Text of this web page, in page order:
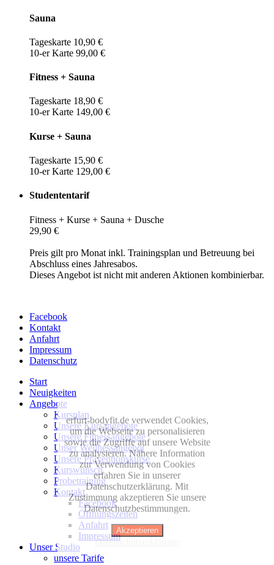
Sauna
Tageskarte 10,90 €
10-er Karte 99,00 €
Fitness + Sauna
Tageskarte 18,90 €
10-er Karte 149,00 €
Kurse + Sauna
Tageskarte 15,90 €
10-er Karte 129,00 €
Studententarif
Fitness + Kurse + Sauna + Dusche
29,90 €
Preis gilt pro Monat inkl. Trainingsplan und Betreuung bei
Abschluss eines Jahresabos.
Dieses Angebot ist nicht mit anderen Aktionen kombinierbar.
Facebook
Kontakt
Anfahrt
Impressum
Datenschutz
Start
Neuigkeiten
Angebote
Kursplan
Unsere Kursangebote
Unsere Fitnessangebote
Unser Wellnessangebot
Unsere Präventionskurse
Kurswunsch
Probetraining
Kontakt
Facebook
Öffnungszeiten
Anfahrt
Impressum
Unser Studio
unsere Tarife
erfurt-bodyfit.de verwendet Cookies,
um die Webseite zu personalisieren
sowie die Zugriffe auf unsere Website
zu analysieren. Nähere Information
zur Verwendung von Cookies
erfahren Sie in unserer
Datenschutzerklärung. Mit
Zustimmung akzeptieren Sie unsere
Datenschutzbestimmungen.
Akzeptieren
Datenschutzerklärung